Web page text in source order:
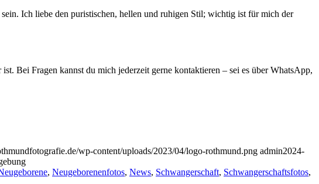
Ich liebe den puristischen, hellen und ruhigen Stil; wichtig ist für mich der
Bei Fragen kannst du mich jederzeit gerne kontaktieren – sei es über WhatsApp,
wp-content/uploads/2023/04/logo-rothmund.png admin2024-
, Neugeborenenfotos, News, Schwangerschaft, Schwangerschaftsfotos,